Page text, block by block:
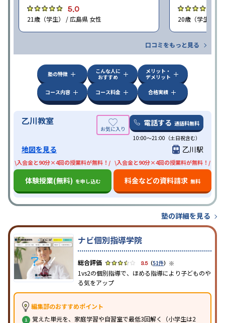
5.0
21歳（学生） / 広島県 女性 20歳（学生） /
口コミをもっと見る
塾の特徴
こんな人に
おすすめ
メリット・
デメリット
コース内容
コース料金 合格実績
乙川教室 電話する 通話料無料
10:00〜21:00（土日祝含む）
地図を見る 乙川駅
\入会金と90分×4回の授業料が無料！/
体験授業(無料) を申し込む
\入会金と90分×4回の授業料が無料！/
料金などの資料請求 無料
塾の詳細を見る
ナビ個別指導学院
3.5（51件） ※
1vs2の個別指導で、ほめる指導により子どものや
る気をアップ
編集部のおすすめポイント
覚えた単元を、家庭学習や自習室で最低3回解く（小学生は2